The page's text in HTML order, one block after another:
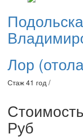
Лор
Стаж 41 год /
Руб